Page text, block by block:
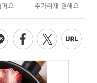
요 추가취재 원해요